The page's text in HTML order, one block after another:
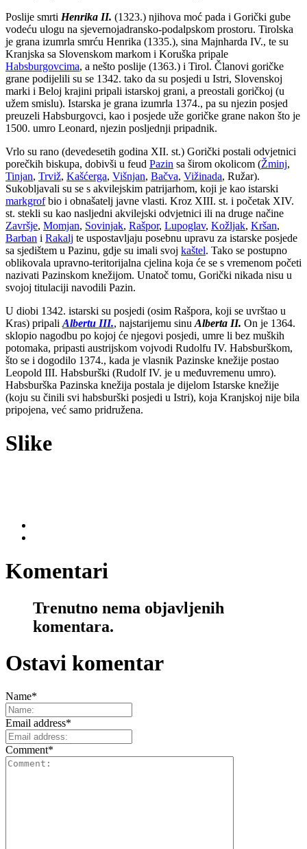
Poslije smrti Henrika II. (1323.) njihova moć pada i Gorički gube
vodeću ulogu na sjevernojadransko-podalpskom prostoru. Tirolska
je grana izumrla smrću Henrika (1335.), sina Majnharda IV., te su
Kranjska sa Slovenskom markom i Koruška pripale
Habsburgovcima, a nešto poslije (1363.) i Tirol. Članovi goričke
grane podijelili su se 1342. tako da su posjedi u Istri, Slovenskoj
marki i Beloj krajini pripali istarskoj grani, a preostali goričkoj (u
užem smislu). Istarska je grana izumrla 1374., pa su njezin posjed
preuzeli Habsburgovci, kao i posjede uže goričke grane nakon što je
1500. umro Leonard, njezin posljednji pripadnik.
Vrlo su rano (devedesetih godina XII. st.) Gorički postali odvjetnici
porečkih biskupa, dobivši u feud Pazin sa širom okolicom (Žminj,
Tinjan, Trviž, Kašćerga, Višnjan, Bačva, Vižinada, Ružar).
Sukobljavali su se s akvilejskim patrijarhom, koji je kao istarski
markgrofbio i obnašatelj javne vlasti. Kroz XIII. st. i početak XIV.
st. stekli su kao nasljedni akvilejski odvjetnici ili na druge načine
Završje, Momjan, Sovinjak, Rašpor, Lupoglav, Kožljak, Kršan,
Barban i Rakalj te uspostavljaju posebnu upravu za istarske posjede
sa sjedištem u Pazinu, gdje su imali svoj kaštel. Tako se postupno
oblikovala upravno-teritorijalna cjelina koja će se s vremenom početi
nazivati Pazinskom knežijom. Unatoč tomu, Gorički nikada nisu u
svojoj titulaciji navodili Pazin.
U diobi 1342. istarski su posjedi (osim Rašpora, koji se uvrštao u
Kras) pripali Albertu III., najstarijemu sinu Alberta II. On je 1364.
sklopio nagodbu po kojoj će njegovi posjedi, umre li bez muških
potomaka, pripasti austrijskom vojvodi Rudolfu IV. Habsburškom,
što se i dogodilo 1374., kada je vlasnik Pazinske knežije postao
Leopold III. Habsburški (Rudolf IV. je u međuvremenu umro).
Habsburška Pazinska knežija postala je dijelom Istarske knežije
(koju su činili svi habsburški posjedi u Istri), koja Kranjskoj nije bila
pripojena, već samo pridružena.
Slike
Komentari
Trenutno nema objavljenih
komentara.
Ostavi komentar
Name*
Email address*
Comment*